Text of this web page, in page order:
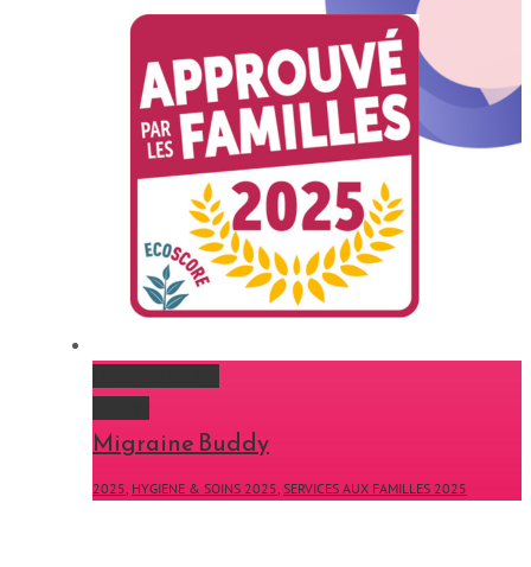
Migraine Buddy
2025, HYGIENE & SOINS 2025, SERVICES AUX FAMILLES 2025